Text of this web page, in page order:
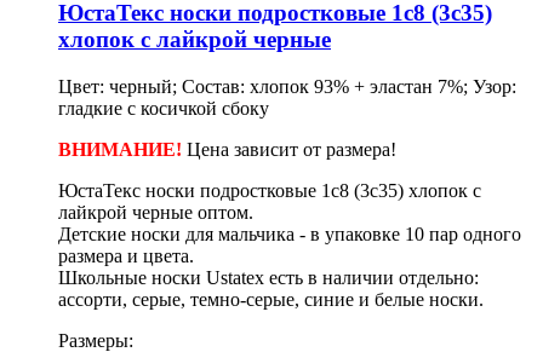
ЮстаТекс носки подростковые 1с8 (3с35)
хлопок с лайкрой черные
Цвет: черный; Состав: хлопок 93% + эластан 7%; Узор:
гладкие с косичкой сбоку
ВНИМАНИЕ! Цена зависит от размера!
ЮстаТекс носки подростковые 1с8 (3с35) хлопок с
лайкрой черные оптом.
Детские носки для мальчика - в упаковке 10 пар одного
размера и цвета.
Школьные носки Ustatex есть в наличии отдельно:
ассорти, серые, темно-серые, синие и белые носки.
Размеры: